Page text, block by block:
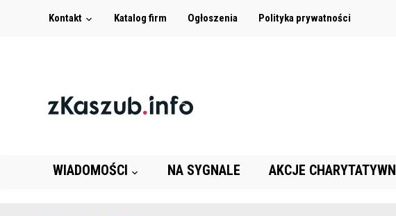
Kontakt Katalog firm Ogłoszenia Polityka prywatności
WIADOMOŚCI NA SYGNALE AKCJE